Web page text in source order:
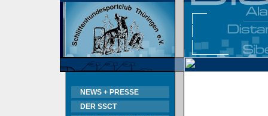
NEWS + PRESSE
DER SSCT